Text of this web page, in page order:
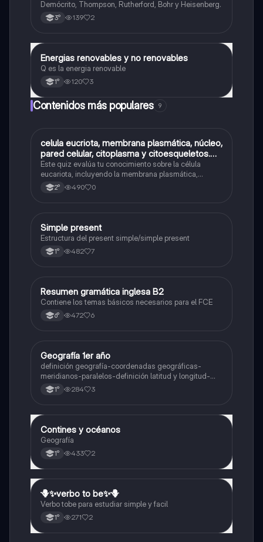
Demócrito, Thompson, Rutherford, Bohr y Heisenberg.
3° 139 2
Física
Energias renovables y no renovables
Q es la energia renovable
1° 120 3
Contenidos más populares 9
CBiología
celula eucriota, membrana plasmática, núcleo,
pared celular, citoplasma y citoesqueletos.
nombre se las partes de la celula eucariota
Este quiz evalúa tu conocimiento sobre la célula
eucariota, incluyendo la membrana plasmática,
núcleo, pared celular, citoplasma y citoesqueleto.
2° 490 0
Inglés
Simple present
Estructura del present simple/simple present
1° 482 7
Inglés
Resumen gramática inglesa B2
Contiene los temas básicos necesarios para el FCE
6° 472 6
Geografía
Geografía 1er año
definición geografía-coordenadas geográficas-
meridianos-paralelos-definición latitud y longitud-
elementos del mapa-definición mapa-localización
relativa y absoluta
1° 284 3
Geografía
Contines y océanos
Geografía
1° 433 2
Inglés
🪻✨️verbo to be✨️🪻
Verbo tobe para estudiar simple y facil
1° 271 2